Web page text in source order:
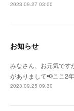
2023.09.27 03:00
お知らせ
みなさん、お元気です
がありまして📢ここ2
2023.09.25 09:30